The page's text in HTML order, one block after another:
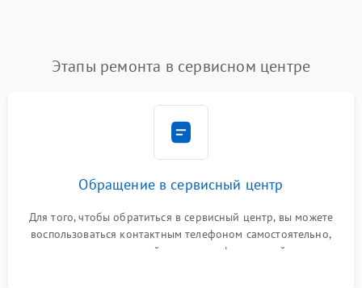
Этапы ремонта в сервисном центре
Обращение в сервисный центр
Для того, чтобы обратиться в сервисный центр, вы можете
воспользоваться контактным телефоном самостоятельно,
или оставить свой номер телефона на сайте